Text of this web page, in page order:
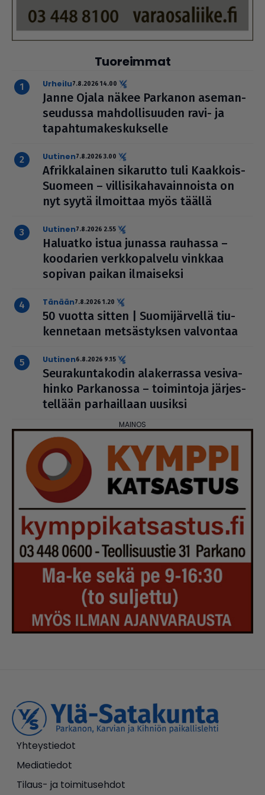
Tuoreimmat
urheilu7.8.2026 14.00
Janne Ojala näkee Parkanon ase­man­
seu­dussa mah­dol­li­suu­den ravi- ja
tapah­tu­ma­kes­kuk­selle
uutinen7.8.2026 3.00
Afrik­ka­lai­nen sikarutto tuli Kaakkois-
Suomeen – vil­li­si­ka­ha­vain­noista on
nyt syytä ilmoittaa myös täällä
uutinen7.8.2026 2.55
Haluatko istua junassa rauhassa –
koodarien verk­ko­pal­velu vinkkaa
sopivan paikan ilmai­seksi
Tänään7.8.2026 1.20
50 vuotta sitten | Suo­mi­jär­vellä tiu­
ken­ne­taan met­säs­tyk­sen valvontaa
uutinen6.8.2026 9.15
Seu­ra­kun­ta­ko­din ala­ker­rassa vesi­va­
hinko Par­ka­nossa – toi­min­toja jär­jes­
tel­lään par­hail­laan uusiksi
Yhteystiedot
Mediatiedot
Tilaus- ja toimitusehdot